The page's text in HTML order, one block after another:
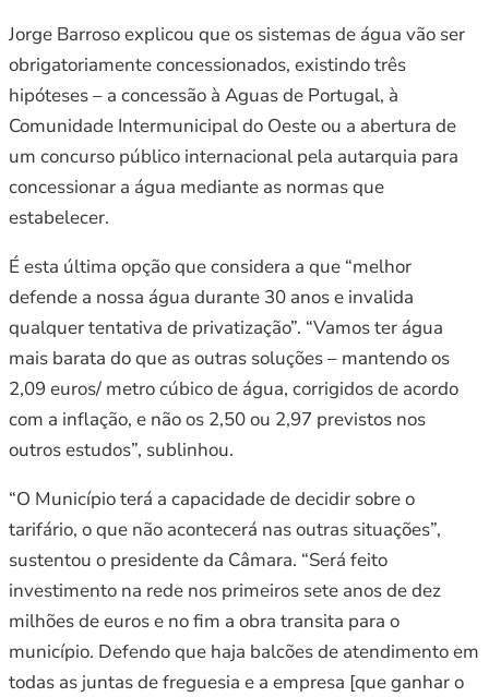
Jorge Barroso explicou que os sistemas de água vão ser
obrigatoriamente concessionados, existindo três
hipóteses – a concessão à Aguas de Portugal, à
Comunidade Intermunicipal do Oeste ou a abertura de
um concurso público internacional pela autarquia para
concessionar a água mediante as normas que
estabelecer.
É esta última opção que considera a que “melhor
defende a nossa água durante 30 anos e invalida
qualquer tentativa de privatização”. “Vamos ter água
mais barata do que as outras soluções – mantendo os
2,09 euros/ metro cúbico de água, corrigidos de acordo
com a inflação, e não os 2,50 ou 2,97 previstos nos
outros estudos”, sublinhou.
“O Município terá a capacidade de decidir sobre o
tarifário, o que não acontecerá nas outras situações”,
sustentou o presidente da Câmara. “Será feito
investimento na rede nos primeiros sete anos de dez
milhões de euros e no fim a obra transita para o
município. Defendo que haja balcões de atendimento em
todas as juntas de freguesia e a empresa [que ganhar o